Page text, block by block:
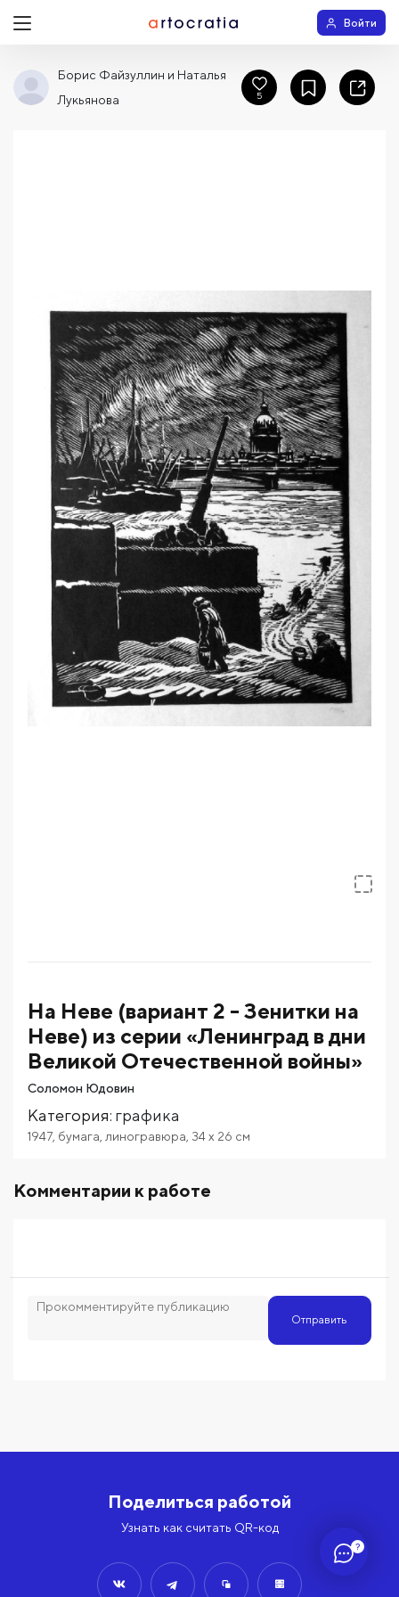
?
Войти
На Неве (вариант 2 - Зенитки на
Неве) из серии «Ленинград в дни
Великой Отечественной войны»
Соломон Юдовин
Категория: графика
1947 бумага линогравюра 34x 26 см
Комментарии к работе
Отправить
Борис Файзуллин и Наталья
Лукьянова
5
Поделиться работой
Узнать как считать QR-код